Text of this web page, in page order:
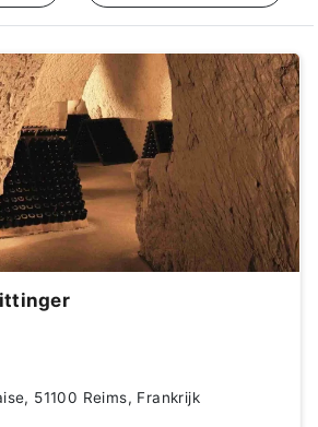
51100 Reims, Frankrijk